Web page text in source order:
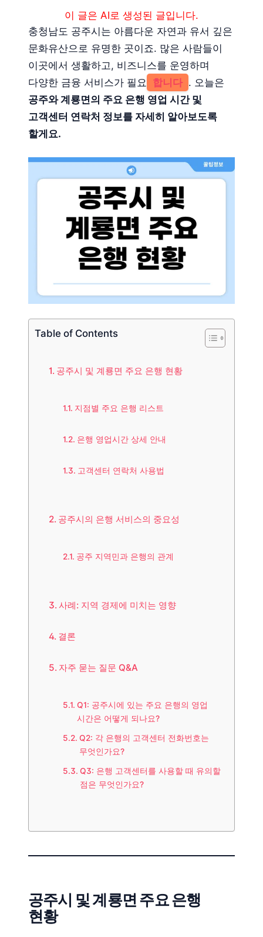
이 글은 AI로 생성된 글입니다.
충청남도 공주시는 아름다운 자연과 유서 깊은
문화유산으로 유명한 곳이죠. 많은 사람들이
이곳에서 생활하고, 비즈니스를 운영하며
다양한 금융 서비스가 필요 합니다 . 오늘은
공주와 계룡면의 주요 은행 영업 시간 및
고객센터 연락처 정보를 자세히 알아보도록
할게요.
Table of Contents
공주시 및 계룡면 주요 은행 현황
지점별 주요 은행 리스트
은행 영업시간 상세 안내
고객센터 연락처 사용법
공주시의 은행 서비스의 중요성
공주 지역민과 은행의 관계
사례: 지역 경제에 미치는 영향
결론
자주 묻는 질문 Q&A
Q1: 공주시에 있는 주요 은행의 영업
시간은 어떻게 되나요?
Q2: 각 은행의 고객센터 전화번호는
무엇인가요?
Q3: 은행 고객센터를 사용할 때 유의할
점은 무엇인가요?
공주시 및 계룡면 주요 은행
현황